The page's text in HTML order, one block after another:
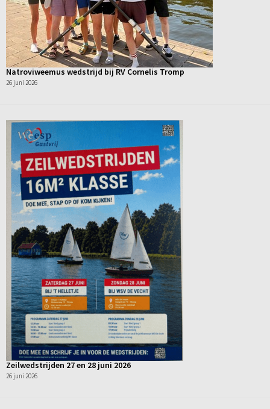
Natroviweemus wedstrijd bij RV Cornelis Tromp
26 juni 2026
Zeilwedstrijden 27 en 28 juni 2026
26 juni 2026